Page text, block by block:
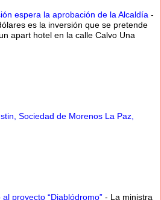
espera la aprobación de la Alcaldía -
es la inversión que se pretende
apart hotel en la calle Calvo Una
Sociedad de Morenos La Paz,
proyecto “Diablódromo” - La ministra